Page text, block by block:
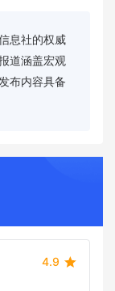
息社的权威
道涵盖宏观
布内容具备
4.9